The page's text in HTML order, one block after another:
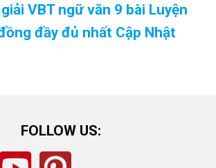
VBT ngữ văn 9 bài Luyện
đầy đủ nhất Cập Nhật
FOLLOW US: